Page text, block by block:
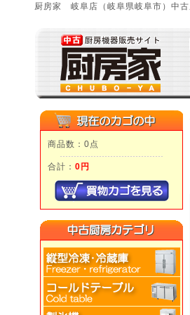
厨房家 岐阜店（岐阜県岐阜市）中
商品数：0点
合計： 0円